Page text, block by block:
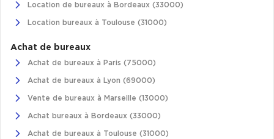
Achat de plateformes Logistique à Lyon
Achat de plateformes Logistique à Dijon
Collections de Logistique
Location de bureaux à Bordeaux (33000)
Location bureaux à Toulouse (31000)
Achat de bureaux
Achat de bureaux à Paris (75000)
Achat de bureaux à Lyon (69000)
Vente de bureaux à Marseille (13000)
Achat bureaux à Bordeaux (33000)
Achat de bureaux à Toulouse (31000)